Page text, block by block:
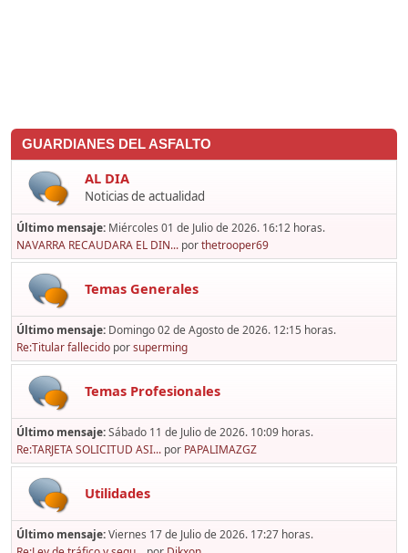
GUARDIANES DEL ASFALTO
AL DIA
Noticias de actualidad
Último mensaje: Miércoles 01 de Julio de 2026. 16:12 horas.
NAVARRA RECAUDARA EL DIN... porthetrooper69
Temas Generales
Último mensaje: Domingo 02 de Agosto de 2026. 12:15 horas.
Re:Titular fallecido porsuperming
Temas Profesionales
Último mensaje:Sábado 11 de Julio de 2026. 10:09 horas.
Re:TARJETA SOLICITUD ASI... por PAPALIMAZGZ
Utilidades
Último mensaje:Viernes 17 de Julio de 2026. 17:27 horas.